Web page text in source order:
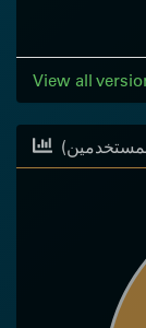
View all